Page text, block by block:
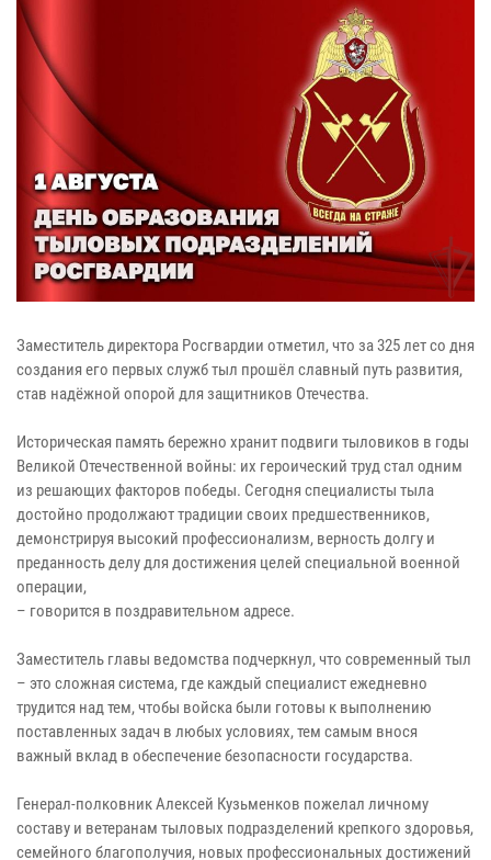
Заместитель директора Росгвардии отметил, что за 325 лет со дня
создания его первых служб тыл прошёл славный путь развития,
став надёжной опорой для защитников Отечества.
Историческая память бережно хранит подвиги тыловиков в годы
Великой Отечественной войны: их героический труд стал одним
из решающих факторов победы. Сегодня специалисты тыла
достойно продолжают традиции своих предшественников,
демонстрируя высокий профессионализм, верность долгу и
преданность делу для достижения целей специальной военной
операции,
– говорится в поздравительном адресе.
Заместитель главы ведомства подчеркнул, что современный тыл
– это сложная система, где каждый специалист ежедневно
трудится над тем, чтобы войска были готовы к выполнению
поставленных задач в любых условиях, тем самым внося
важный вклад в обеспечение безопасности государства.
Генерал-полковник Алексей Кузьменков пожелал личному
составу и ветеранам тыловых подразделений крепкого здоровья,
семейного благополучия, новых профессиональных достижений